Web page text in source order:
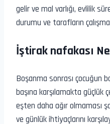
gelir ve mal varlığı, evlilik
durumu ve tarafların
İştirak nafakası
Boşanma sonrası çocuğun
başına karşılamakta
eşten daha ağır olmaması
ve günlük ihtiyaçlarını